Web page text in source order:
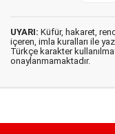
UYARI: Küfür, hakaret,
içeren, imla kuralları ile
Türkçe karakter
onaylanmamaktadır.